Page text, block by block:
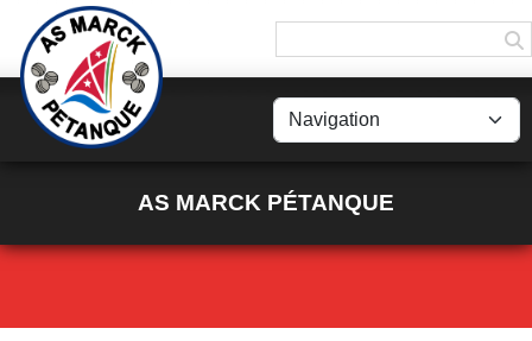
AS MARCK PÉTANQUE
Panneau de gestion des cookies